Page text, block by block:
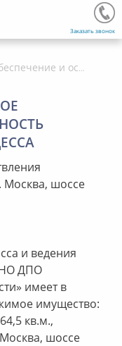
Заказать звонок
Материально-техническое обеспечение и оснащенность образовательного процесса
Москва, шоссе
и ведения
ДПО
имеет в
имущество:
кв.м.,
шоссе